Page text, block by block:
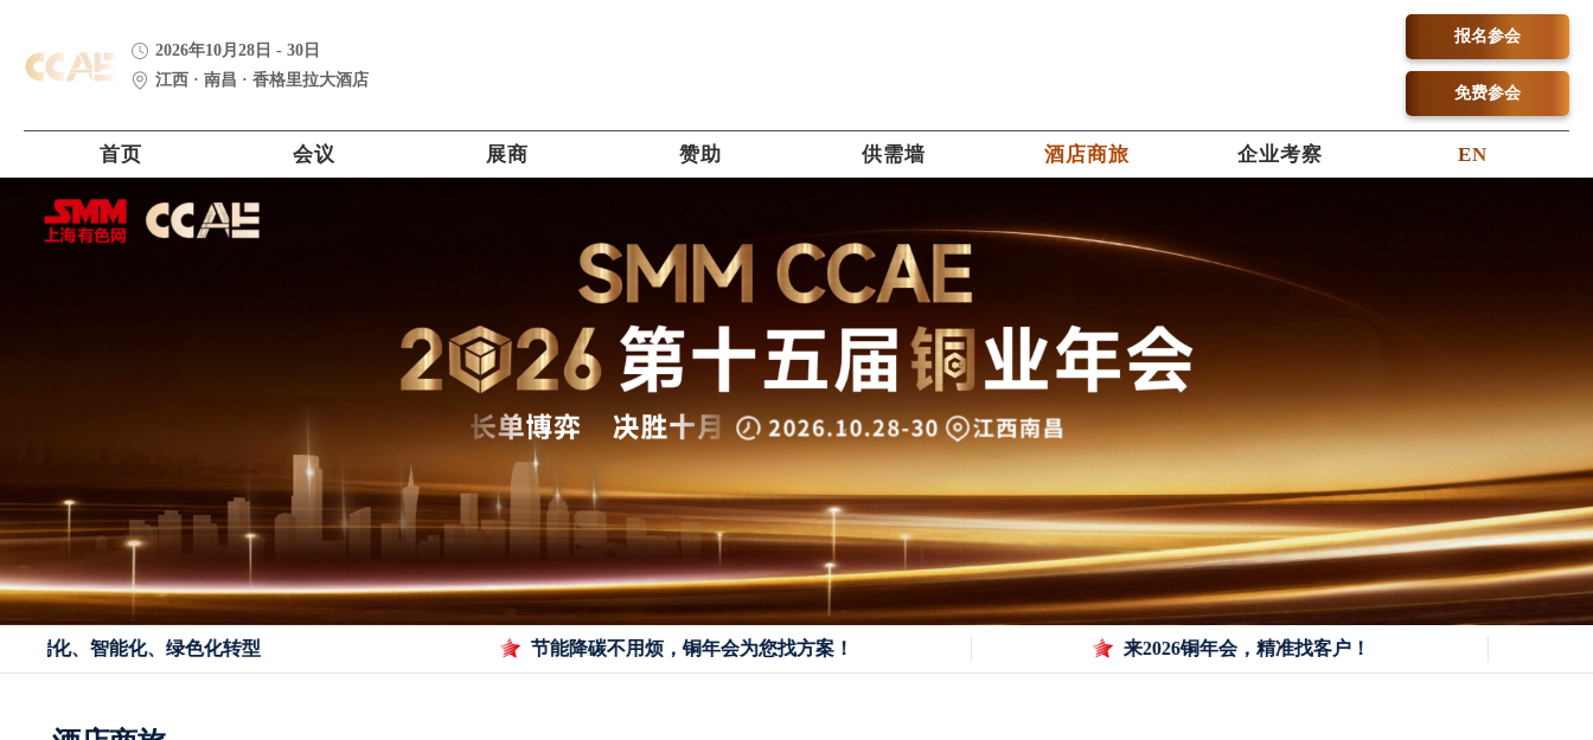
2026年10月28日 - 30日
江西 · 南昌 · 香格里拉大酒店
报名参会
免费参会
首页 会议 展商 赞助 供需墙 酒店商旅 企业考察 EN
化、智能化、绿色化转型 节能降碳不用烦，铜年会为您找方案！ 来2026铜年会，精准找客户！